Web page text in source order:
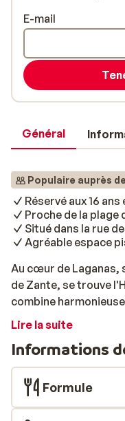
Général
Populaire auprès
Réservé aux 16 ans
Proche de la plage
Situé dans la rue
Agréable espace
Au cœur de Laganas,
de Zante, se trouve
combine
hospitalité grecque
pas d'une vaste
cristallines de la
l'horizon bleu infini.
mer, plongez dans
Méditerranée, puis
Lire la suite
Informations
Formule
E-mail